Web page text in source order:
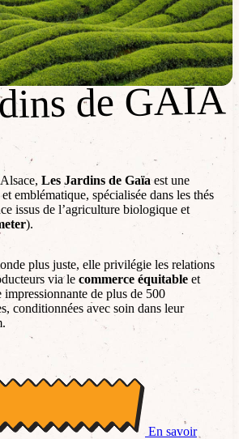
de GAÏA
Les Jardins de Gaïaest une
emblématique, spécialisée dans les thés
issus de l’agriculture biologique et
).
plus juste, elle privilégie les relations
via le commerce équitable et
impressionnante de plus de 500
conditionnées avec soin dans leur
En savoir
de GAÏA